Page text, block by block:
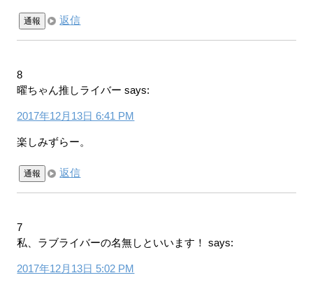
通報 返信
8
曜ちゃん推しライバー says:
2017年12月13日 6:41 PM
楽しみずらー。
通報 返信
7
私、ラブライバーの名無しといいます！
says:
2017年12月13日 5:02 PM